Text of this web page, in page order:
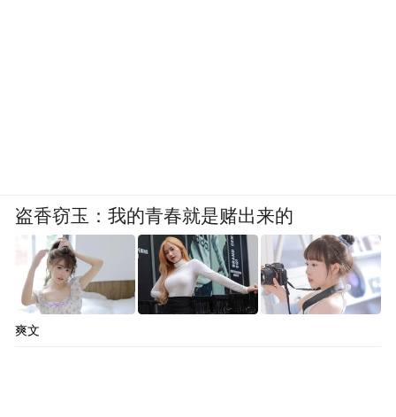
盗香窃玉：我的青春就是赌出来的
爽文